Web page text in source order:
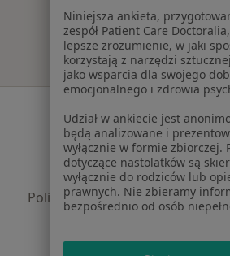
Regulamin
Polityka prywatności
Polityka prywatności
Polityka prywatności dla
dane pozyskaliśmy
Niniejsza ankieta,
zespół Patient Care
lepsze zrozumienie, w jaki
korzystają z narzędzi
jako wsparcia dla swojego
emocjonalnego i zdrowia
Udział w ankiecie jest
będą analizowane i
wyłącznie w formie zbiorczej.
dotyczące nastolatków są
wyłącznie do rodziców lub
prawnych. Nie zbieramy
bezpośrednio od osób